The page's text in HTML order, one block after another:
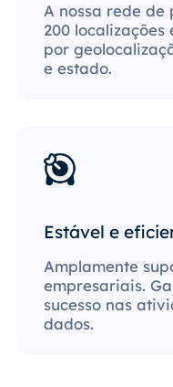
A nossa rede
200
por
e estado.
Estável e
Amplamente
empresariais.
sucesso nas
dados.